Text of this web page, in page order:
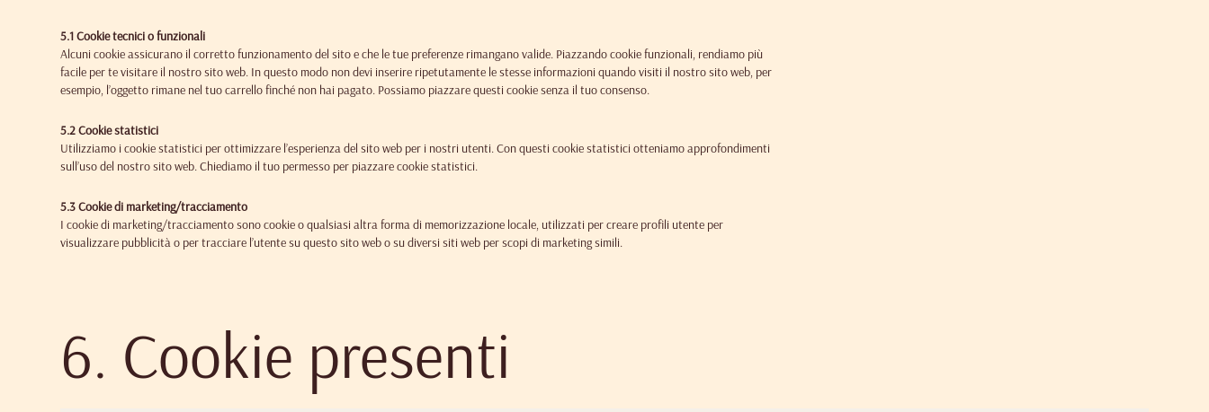
5.1 Cookie tecnici o funzionali
Alcuni cookie assicurano il corretto funzionamento del sito e che le tue preferenze rimangano valide. Piazzando cookie funzionali, rendiamo più
facile per te visitare il nostro sito web. In questo modo non devi inserire ripetutamente le stesse informazioni quando visiti il nostro sito web, per
esempio, l’oggetto rimane nel tuo carrello finché non hai pagato. Possiamo piazzare questi cookie senza il tuo consenso.
5.2 Cookie statistici
Utilizziamo i cookie statistici per ottimizzare l’esperienza del sito web per i nostri utenti. Con questi cookie statistici otteniamo approfondimenti
sull’uso del nostro sito web. Chiediamo il tuo permesso per piazzare cookie statistici.
5.3 Cookie di marketing/tracciamento
I cookie di marketing/tracciamento sono cookie o qualsiasi altra forma di memorizzazione locale, utilizzati per creare profili utente per
visualizzare pubblicità o per tracciare l’utente su questo sito web o su diversi siti web per scopi di marketing simili.
6. Cookie presenti